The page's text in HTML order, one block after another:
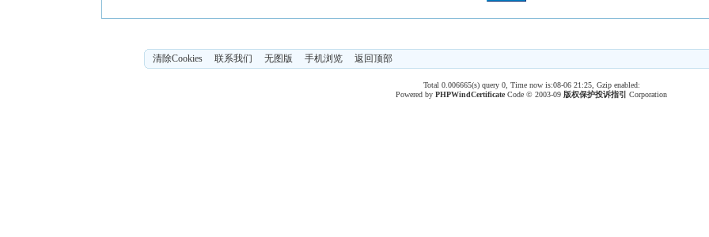
清除Cookies 联系我们 无图版 手机浏览 返回顶部
Total 0.006665(s) query 0, Time now is:08-06 21:25, Gzip enabled:
Powered byPHPWindCertificate Code © 2003-09版权保护投诉指引 Corporation